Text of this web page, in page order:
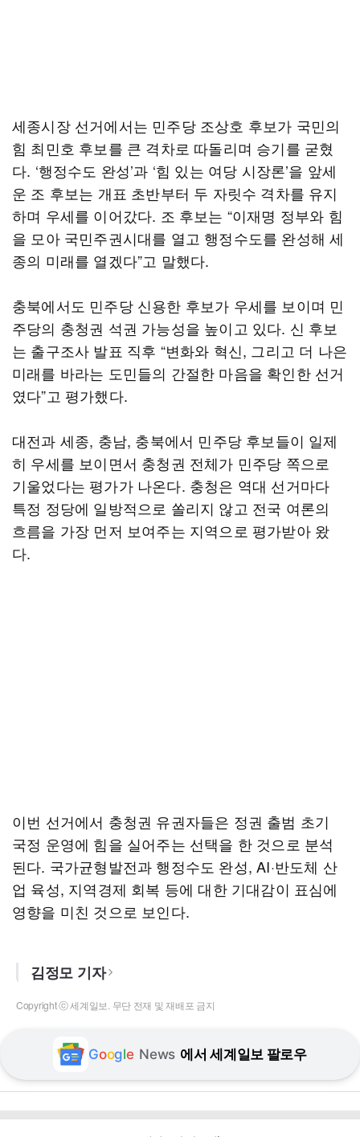
세종시장 선거에서는 민주당 조상호 후보가 국민의
힘 최민호 후보를 큰 격차로 따돌리며 승기를 굳혔
다. ‘행정수도 완성’과 ‘힘 있는 여당 시장론’을 앞세
운 조 후보는 개표 초반부터 두 자릿수 격차를 유지
하며 우세를 이어갔다. 조 후보는 “이재명 정부와 힘
을 모아 국민주권시대를 열고 행정수도를 완성해 세
종의 미래를 열겠다”고 말했다.
충북에서도 민주당 신용한 후보가 우세를 보이며 민
주당의 충청권 석권 가능성을 높이고 있다. 신 후보
는 출구조사 발표 직후 “변화와 혁신, 그리고 더 나은
미래를 바라는 도민들의 간절한 마음을 확인한 선거
였다”고 평가했다.
대전과 세종, 충남, 충북에서 민주당 후보들이 일제
히 우세를 보이면서 충청권 전체가 민주당 쪽으로
기울었다는 평가가 나온다. 충청은 역대 선거마다
특정 정당에 일방적으로 쏠리지 않고 전국 여론의
흐름을 가장 먼저 보여주는 지역으로 평가받아 왔
다.
이번 선거에서 충청권 유권자들은 정권 출범 초기
국정 운영에 힘을 실어주는 선택을 한 것으로 분석
된다. 국가균형발전과 행정수도 완성, AI·반도체 산
업 육성, 지역경제 회복 등에 대한 기대감이 표심에
영향을 미친 것으로 보인다.
김정모 기자
Copyright ⓒ 세계일보. 무단 전재 및 재배포 금지
Google News 에서 세계일보 팔로우